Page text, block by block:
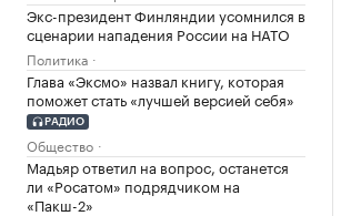
Экс-президент Финляндии усомнился в
сценарии нападения России на НАТО
Политика
Глава «Эксмо» назвал книгу, которая
поможет стать «лучшей версией себя»
РАДИО
Общество
Мадьяр ответил на вопрос, останется
ли «Росатом» подрядчиком на
«Пакш-2»